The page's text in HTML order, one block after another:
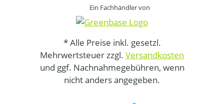
Ein Fachhändler von
* Alle Preise inkl. gesetzl.
Mehrwertsteuer zzgl. Versandkosten
und ggf. Nachnahmegebühren, wenn
nicht anders angegeben.